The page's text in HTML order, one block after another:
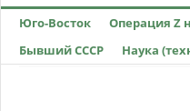
Юго-Восток Операция Z
Бывший СССР
Наука